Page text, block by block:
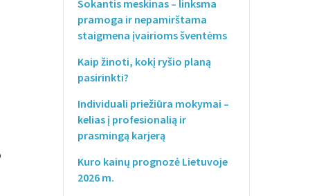
Sokantis meskinas – linksma
pramoga ir nepamirštama
staigmena įvairioms šventėms
Kaip žinoti, kokį ryšio planą
pasirinkti?
Individuali priežiūra mokymai –
kelias į profesionalią ir
prasmingą karjerą
Kuro kainų prognozė Lietuvoje
2026 m.